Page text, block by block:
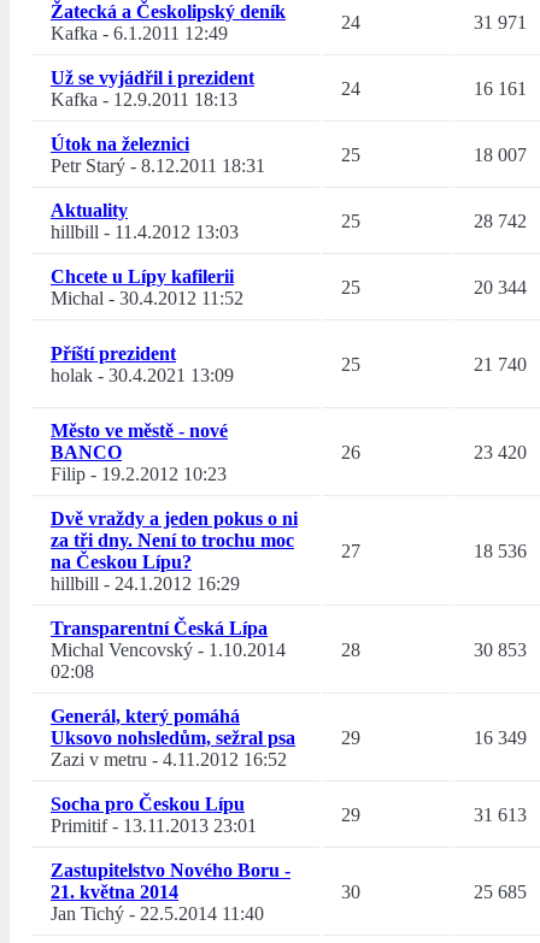
Žatecká a Českolipský deník
Kafka - 6.1.2011 12:49
24 31 971
Už se vyjádřil i prezident
Kafka - 12.9.2011 18:13
24 16 161
Útok na železnici
Petr Starý - 8.12.2011 18:31
25 18 007
Aktuality
hillbill - 11.4.2012 13:03
25 28 742
Chcete u Lípy kafilerii
Michal - 30.4.2012 11:52
25 20 344
Příští prezident
holak - 30.4.2021 13:09
25 21 740
Město ve městě - nové
BANCO
Filip - 19.2.2012 10:23
26 23 420
Dvě vraždy a jeden pokus o ni
za tři dny. Není to trochu moc
na Českou Lípu?
hillbill - 24.1.2012 16:29
27 18 536
Transparentní Česká Lípa
Michal Vencovský - 1.10.2014
02:08
28 30 853
Generál, který pomáhá
Uksovo nohsledům, sežral psa
Zazi v metru - 4.11.2012 16:52
29 16 349
Socha pro Českou Lípu
Primitif- 13.11.2013 23:01
29 31 613
Zastupitelstvo Nového Boru -
21. května 2014
Jan Tichý - 22.5.2014 11:40
30 25 685